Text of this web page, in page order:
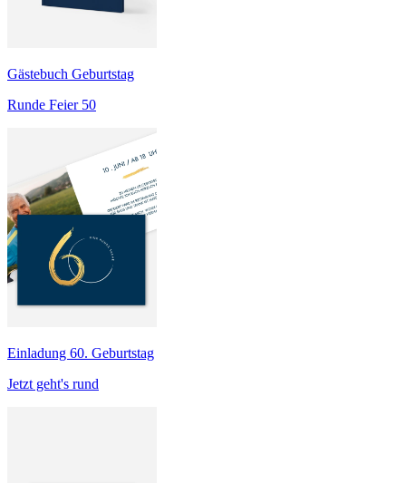
Gästebuch Geburtstag
Runde Feier 50
Einladung 60. Geburtstag
Jetzt geht's rund